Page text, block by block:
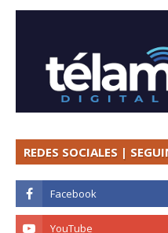
REDES SOCIALES |